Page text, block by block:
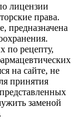
лицензии
права.
предназначена
по рецепту,
на сайте, не
принятия
заменой